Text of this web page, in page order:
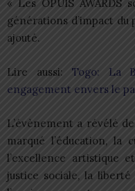
« Les OPUIS
générations d’impact
ajouté.
Lire aussi: Togo: La
engagement envers le
L’évènement a révélé
marqué l’éducation, la
l’excellence artistique
justice sociale, la